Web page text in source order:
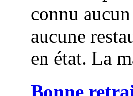
connu
aucune
en état. La
Bonne